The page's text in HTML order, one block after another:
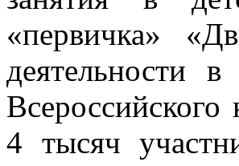
«первичка»
деятельности
4 тысяч